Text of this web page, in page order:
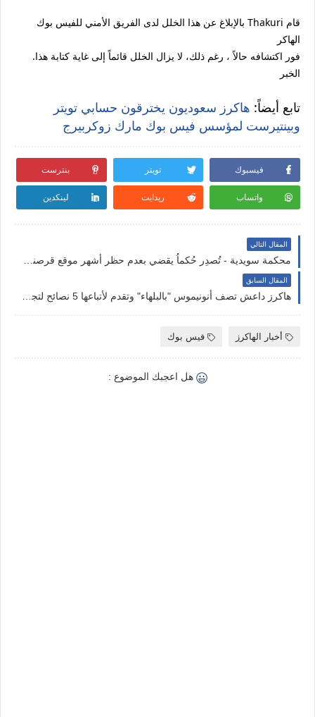
بالإبلاغ عن هذا الخلل لدى الفريق الأمني للفيس بوك Thakuri قام
الهاكر
.فور اكتشافه حالاً ، رغم ذلك، لا يزال الخلل قائماً إلى غاية كتابة هذا
الخبر
تابع أيضاً: هاكرز سعوديون يخترقون حسابي تويتر
وبينتيرست لمؤسس فيس بوك مارك زوكربيرج
فيسبوك تويتر بنترست
واتساب ريدايت لينكدين
المقال التالي
المقال السابق
أخبار الهاكرز فيس بوك
هل اعجبك الموضوع :